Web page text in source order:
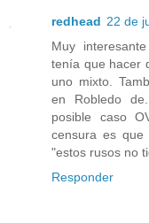
redhead 22 de
Muy
tenía que hacer
uno mixto.
en Robledo
posible caso
censura es que
"estos rusos no
Responder